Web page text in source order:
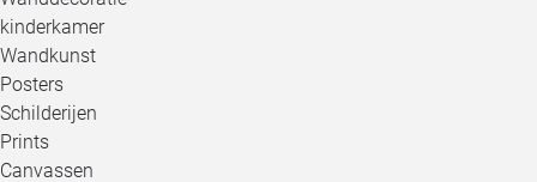
kinderkamer
Wandkunst
Posters
Schilderijen
Prints
Canvassen